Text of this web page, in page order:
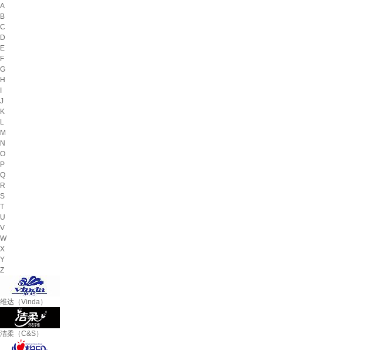
A
B
C
D
E
F
G
H
J
K
L
M
N
O
P
Q
R
S
T
U
V
W
X
Y
Z
维达（Vinda）
洁柔（C&S）